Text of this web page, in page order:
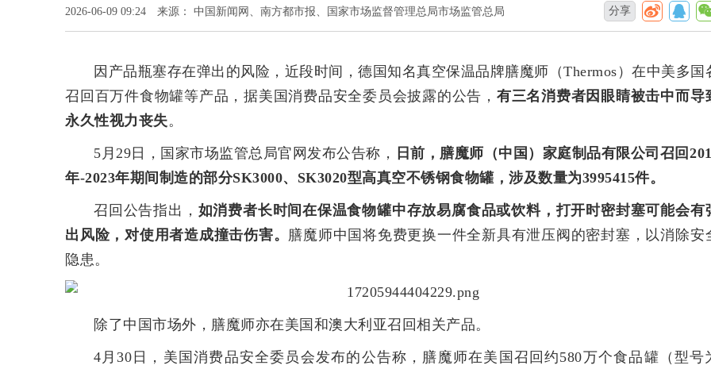
2026-06-09 09:24 来源： 中国新闻网、南方都市报、国家市场监督管理总局市场监管总局 分享
因产品瓶塞存在弹出的风险，近段时间，德国知名真空保温品牌膳魔师（Thermos）在中美多国
召回百万件食物罐等产品，据美国消费品安全委员会披露的公告， 有三名消费者因眼睛被击中而导
永久性视力丧失。
5月29日，国家市场监管总局官网发布公告称，
日前，膳魔师（中国）家庭制品有限公司召回
年-2023年期间制造的部分SK3000、SK3020型高真空不锈钢食物罐，涉及数量为3995415件。
召回公告指出， 如消费者长时间在保温食物罐中存放易腐食品或饮料，打开时密封塞可能会有
出风险，对使用者造成撞击伤害。 膳魔师中国将免费更换一件全新具有泄压阀的密封塞，以消除安
隐患。
除了中国市场外，膳魔师亦在美国和澳大利亚召回相关产品。
4月30日，美国消费品安全委员会发布的公告称，膳魔师在美国召回约580万个食品罐（型号